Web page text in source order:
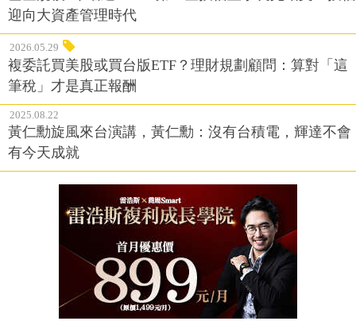
迎向大資產管理時代
2026.05.29
複委託買美股或買台版ETF？理財規劃顧問：算對「這
筆稅」才是真正報酬
2025.08.22
黃仁勳旋風來台演講，黃仁勳：沒有台積電，輝達不會
有今天成就